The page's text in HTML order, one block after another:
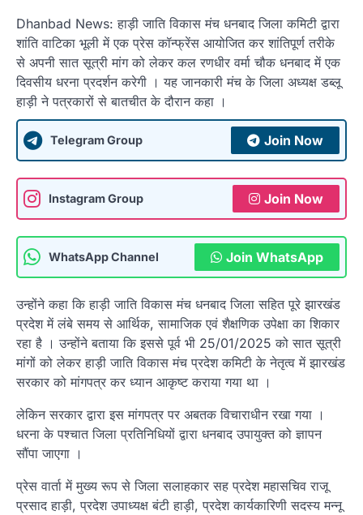
Dhanbad News: हाड़ी जाति विकास मंच धनबाद जिला कमिटी द्वारा
शांति वाटिका भूली में एक प्रेस कॉन्फ्रेंस आयोजित कर शांतिपूर्ण तरीके
से अपनी सात सूत्री मांग को लेकर कल रणधीर वर्मा चौक धनबाद में एक
दिवसीय धरना प्रदर्शन करेगी । यह जानकारी मंच के जिला अध्यक्ष डब्लू
हाड़ी ने पत्रकारों से बातचीत के दौरान कहा ।
Telegram Group Join Now
Instagram Group Join Now
WhatsApp Channel Join WhatsApp
उन्होंने कहा कि हाड़ी जाति विकास मंच धनबाद जिला सहित पूरे झारखंड
प्रदेश में लंबे समय से आर्थिक, सामाजिक एवं शैक्षणिक उपेक्षा का शिकार
रहा है । उन्होंने बताया कि इससे पूर्व भी 25/01/2025 को सात सूत्री
मांगों को लेकर हाड़ी जाति विकास मंच प्रदेश कमिटी के नेतृत्व में झारखंड
सरकार को मांगपत्र कर ध्यान आकृष्ट कराया गया था ।
लेकिन सरकार द्वारा इस मांगपत्र पर अबतक विचाराधीन रखा गया ।
धरना के पश्चात जिला प्रतिनिधियों द्वारा धनबाद उपायुक्त को ज्ञापन
सौंपा जाएगा ।
प्रेस वार्ता में मुख्य रूप से जिला सलाहकार सह प्रदेश महासचिव राजू
प्रसाद हाड़ी, प्रदेश उपाध्यक्ष बंटी हाड़ी, प्रदेश कार्यकारिणी सदस्य मन्नू